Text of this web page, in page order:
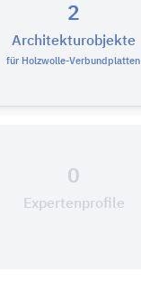
2
Architekturobjekte
für Holzwolle-Verbundplatten
0
Expertenprofile